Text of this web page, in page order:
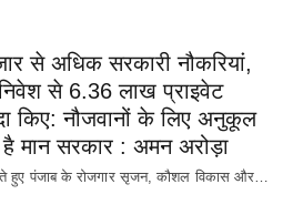
से अधिक सरकारी नौकरियां,
से 6.36 लाख प्राइवेट
किए: नौजवानों के लिए अनुकूल
मान सरकार : अमन अरोड़ा
हुए पंजाब के रोजगार सृजन, कौशल विकास और…